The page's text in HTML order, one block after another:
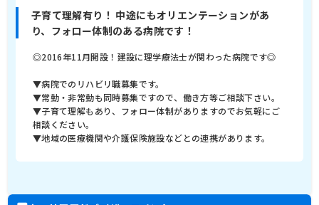
子育て理解有り！ 中途にもオリエンテーションがあ
り、フォロー体制のある病院です！
◎2016年11月開設！建設に理学療法士が関わった病院です◎
▼病院でのリハビリ職募集です。
▼常勤・非常勤も同時募集ですので、働き方等ご相談下さい。
▼子育て理解もあり、フォロー体制がありますのでお気軽にご
相談ください。
▼地域の医療機関や介護保険施設などとの連携があります。